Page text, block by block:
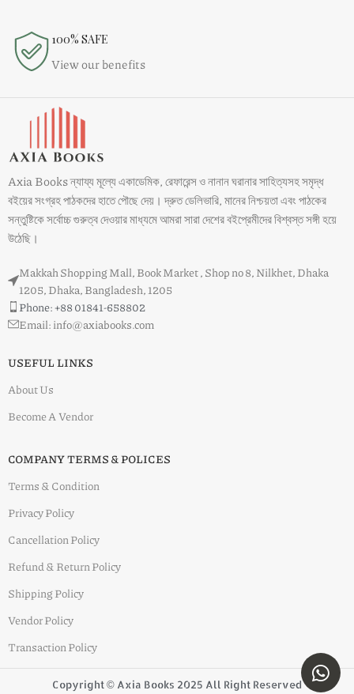
100% SAFE
View our benefits
Axia Books ন্যায্য মূল্যে একাডেমিক, রেফারেন্স ও নানান ঘরানার সাহিত্যসহ সমৃদ্ধ
বইয়ের সংগ্রহ পাঠকদের হাতে পৌছে দেয়। দ্রুত ডেলিভারি, মানের নিশ্চয়তা এবং পাঠকের
সন্তুষ্টিকে সর্বোচ্চ গুরুত্ব দেওয়ার মাধ্যমে আমরা সারা দেশের বইপ্রেমীদের বিশ্বস্ত সঙ্গী হয়ে
উঠেছি।
Makkah Shopping Mall, Book Market , Shop no 8, Nilkhet, Dhaka
1205, Dhaka, Bangladesh, 1205
Phone: +88 01841-658802
Email: info@axiabooks.com
USEFUL LINKS
About Us
Become A Vendor
COMPANY TERMS & POLICES
Terms & Condition
Privacy Policy
Cancellation Policy
Refund & Return Policy
Shipping Policy
Vendor Policy
Transaction Policy
Copyright © Axia Books 2025 All Right Reserved